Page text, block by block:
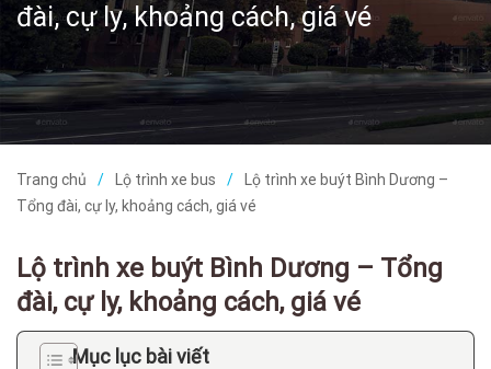
đài, cự ly, khoảng cách, giá vé
Trang chủ Lộ trình xe bus
Lộ trình xe buýt Bình Dương –
Tổng đài, cự ly, khoảng cách, giá vé
Lộ trình xe buýt Bình Dương – Tổng
đài, cự ly, khoảng cách, giá vé
Mục lục bài viết